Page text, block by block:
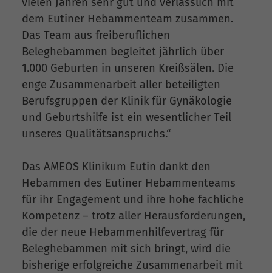
dem Eutiner Hebammenteam zusammen.
Das Team aus freiberuflichen
Beleghebammen begleitet jährlich über
1.000 Geburten in unseren Kreißsälen. Die
enge Zusammenarbeit aller beteiligten
Berufsgruppen der Klinik für Gynäkologie
und Geburtshilfe ist ein wesentlicher Teil
unseres Qualitätsanspruchs.“
Das AMEOS Klinikum Eutin dankt den
Hebammen des Eutiner Hebammenteams
für ihr Engagement und ihre hohe fachliche
Kompetenz – trotz aller Herausforderungen,
die der neue Hebammenhilfevertrag für
Beleghebammen mit sich bringt, wird die
bisherige erfolgreiche Zusammenarbeit mit